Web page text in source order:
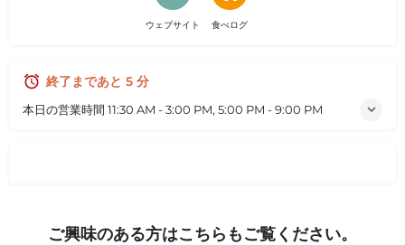
ウェブサイト 食べログ
終了まであと 5 分
本日の営業時間 11:30 AM - 3:00 PM, 5:00 PM - 9:00 PM
ご興味のある方はこちらもご覧ください。